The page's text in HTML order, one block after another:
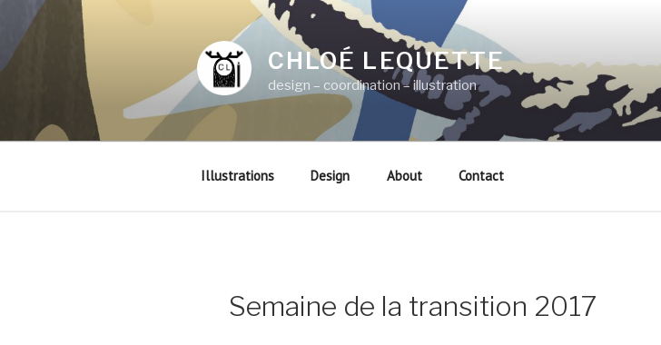
contenu
principal
CHLOÉ LEQUETTE
design – coordination – illustration
Illustrations Design About Contact
Semaine de la transition 2017